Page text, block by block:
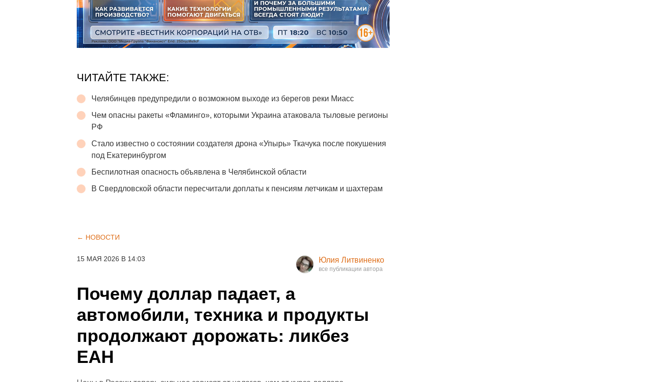
ЧИТАЙТЕ ТАКЖЕ:
Челябинцев предупредили о возможном выходе из берегов реки Миасс
Чем опасны ракеты «Фламинго», которыми Украина атаковала тыловые регионы
РФ
Стало известно о состоянии создателя дрона «Упырь» Ткачука после покушения
под Екатеринбургом
Беспилотная опасность объявлена в Челябинской области
В Свердловской области пересчитали доплаты к пенсиям летчикам и шахтерам
← НОВОСТИ
15 МАЯ 2026 В 14:03 Юлия Литвиненко
Почему доллар падает, а
автомобили, техника и продукты
продолжают дорожать: ликбез
ЕАН